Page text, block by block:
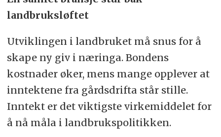
landbruksløftet
Utviklingen i landbruket må snus for å
skape ny giv i næringa. Bondens
kostnader øker, mens mange opplever at
inntektene fra gårdsdrifta står stille.
Inntekt er det viktigste virkemiddelet for
å nå måla i landbrukspolitikken.